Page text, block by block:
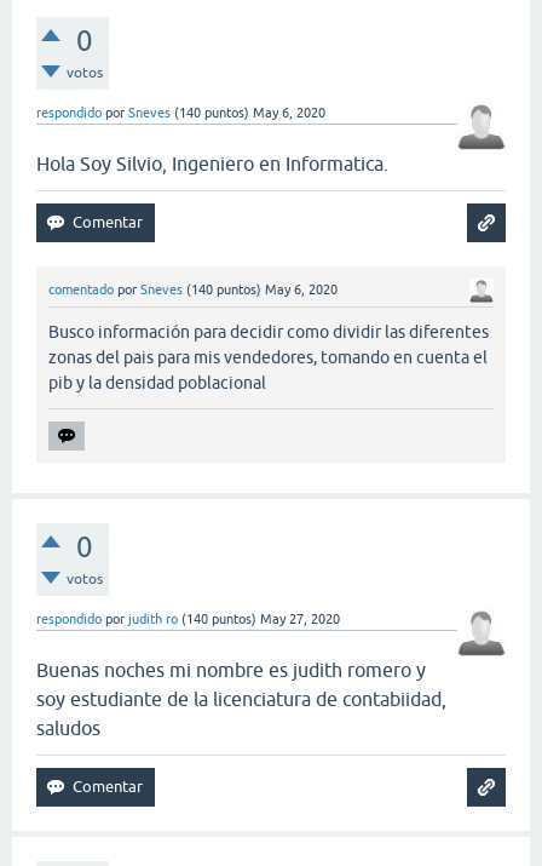
0
votos
respondido por Sneves (140 puntos) May 6, 2020
Hola Soy Silvio, Ingeniero en Informatica.
comentado por Sneves (140 puntos) May 6, 2020
Busco información para decidir como dividir las diferentes
zonas del pais para mis vendedores, tomando en cuenta el
pib y la densidad poblacional
0
votos
respondido por judith ro (140 puntos) May 27, 2020
Buenas noches mi nombre es judith romero y
soy estudiante de la licenciatura de contabiidad,
saludos